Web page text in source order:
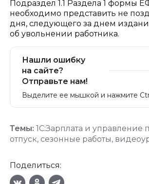
Подраздел 1.1 Раздела 1 формы
необходимо представить не
дня, следующего за днем
об увольнении работника.
Нашли ошибку
на сайте?
Отправьте нам!
Выделите ее мышкой и нажмите
Темы: 1С:Зарплата и управление
отпуск, сезонные работы,
Поделиться: